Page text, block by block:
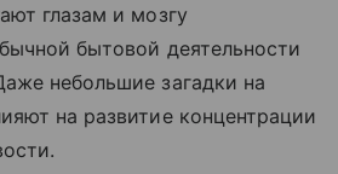
глазам и мозгу
бытовой деятельности
небольшие загадки на
на развитие концентрации